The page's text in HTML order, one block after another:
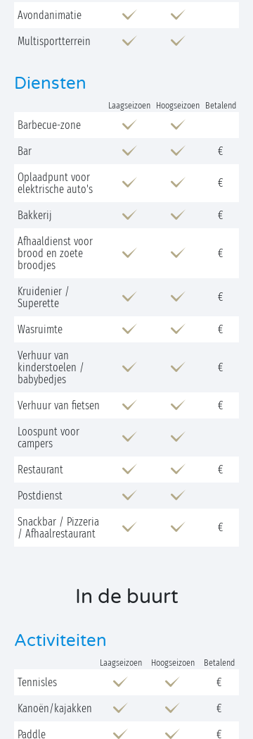
Avondanimatie
Multisportterrein
Diensten
Laagseizoen Hoogseizoen Betalend
Barbecue-zone
Bar
€
Oplaadpunt voor
elektrische auto's
€
Bakkerij
€
Afhaaldienst voor
brood en zoete
broodjes
€
Kruidenier /
Superette
€
Wasruimte
€
Verhuur van
kinderstoelen /
babybedjes
€
Verhuur van fietsen
€
Loospunt voor
campers
Restaurant
€
Postdienst
Snackbar / Pizzeria
/ Afhaalrestaurant
€
In de buurt
Activiteiten
Laagseizoen Hoogseizoen Betalend
Tennisles
€
Kanoën/kajakken
€
Paddle
€